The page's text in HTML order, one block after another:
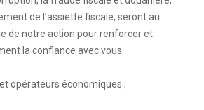
de l’assiette fiscale, seront au
de notre action pour renforcer et
la confiance avec vous.
opérateurs économiques ;